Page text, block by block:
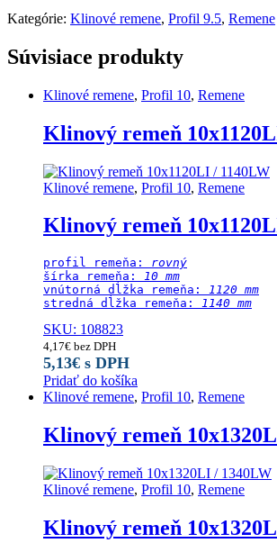
Kategórie: Klinové remene, Profil 9.5, Remene
Súvisiace produkty
Klinové remene, Profil 10, Remene
Klinový remeň
Klinové remene, Profil 10, Remene
Klinový remeň
profil remeňa: rovný
šírka remeňa: 10 mm
vnútorná dĺžka remeňa: 1120 mm
stredná dĺžka remeňa:
1140 mm
SKU: 108823
4,17€ bez DPH
5,13€ s DPH
Pridať do košíka
Klinové remene, Profil 10, Remene
Klinový remeň
Klinové remene, Profil 10, Remene
Klinový remeň